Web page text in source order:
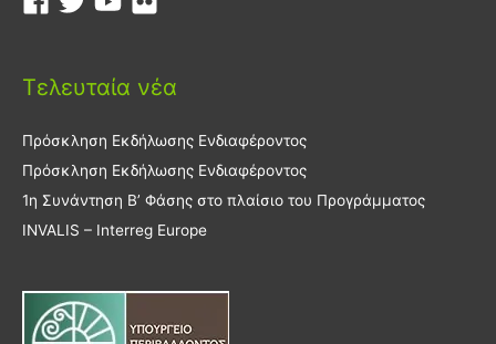
Τελευταία νέα
Πρόσκληση Εκδήλωσης Ενδιαφέροντος
Πρόσκληση Εκδήλωσης Ενδιαφέροντος
1η Συνάντηση Β’ Φάσης στο πλαίσιο του Προγράμματος
INVALIS – Interreg Europe